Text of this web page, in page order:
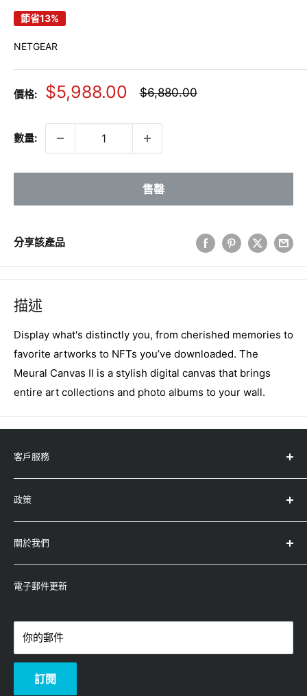
節省13%
NETGEAR
價格:
銷
價
格
$5,988.00
正
格
$6,880.00
數量:
售罄
分享該產品
描述
Display what's distinctly you, from cherished memories to
favorite artworks to NFTs you’ve downloaded. The
Meural Canvas II is a stylish digital canvas that brings
entire art collections and photo albums to your wall.
客戶服務
服務中心地址
產品註冊
產品保養及條款
查詢
-Whatsapp：5743-0733
-電郵：enquiry@winco.com.hk
政策
退款政策
運輸政策
條款及條件
隱私權政策
關於我們
永高(太平洋)有限公司
(香港/澳門總代理)
電子郵件更新
你的郵件
訂閱